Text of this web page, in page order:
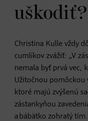
uškodiť?
Christina Kulle vždy
cumlíkov zvážiť: „V
nemala byť prvá vec,
Užitočnou pomôckou
ktoré majú zvýšenú
zástankyňou
a bábätko zohratý